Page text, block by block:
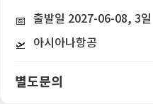
📅 출발일 2027-06-08, 3일
🛫 아시아나항공
별도문의